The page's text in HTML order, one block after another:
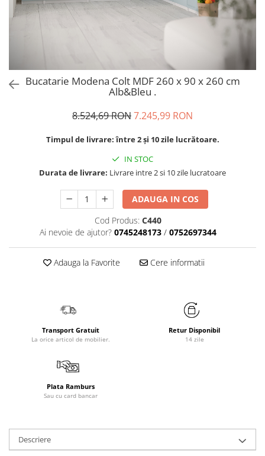
Bucatarie Modena Colt MDF 260 x 90 x 260 cm
Alb&Bleu .
8.524,69 RON7.245,99 RON
Timpul de livrare: între 2 și 10 zile lucrătoare.
IN STOC
Durata de livrare: Livrare intre 2 si 10 zile lucratoare
ADAUGA IN COS
Cod Produs: C440
Ai nevoie de ajutor? 0745248173 / 0752697344
Adauga la Favorite Cere informatii
Transport Gratuit
La orice articol de mobilier.
Retur Disponibil
14 zile
Plata Ramburs
Sau cu card bancar
Descriere